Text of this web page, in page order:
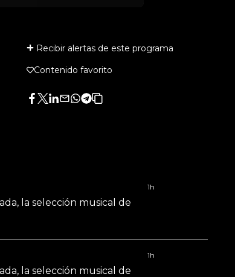
Recibir alertas de este programa
Contenido favorito
Facebook
Twitter
LinkedIn
Enviar
Whatsapp
Telegram
Copiar
la selección musical de
1h
la selección musical de
1h